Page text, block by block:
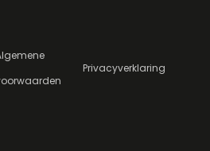
Privacyverklaring